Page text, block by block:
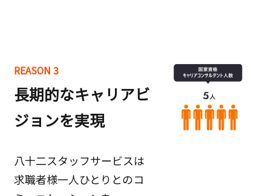
REASON 3
長期的なキャリアビ
ジョンを実現
八十二スタッフサービスは
求職者様一人ひとりとのコ